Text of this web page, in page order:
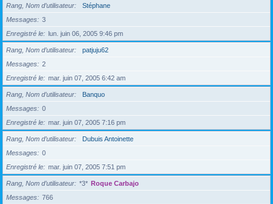
Rang, Nom d’utilisateur
Stéphane
Messages
3
Enregistré le
lun. juin 06, 2005 9:46 pm
Rang, Nom d’utilisateur
patjuju62
Messages
2
Enregistré le
mar. juin 07, 2005 6:42 am
Rang, Nom d’utilisateur
Banquo
Messages
0
Enregistré le
mar. juin 07, 2005 7:16 pm
Rang, Nom d’utilisateur
Dubuis Antoinette
Messages
0
Enregistré le
mar. juin 07, 2005 7:51 pm
Rang, Nom d’utilisateur *3* Roque Carbajo
Messages
766